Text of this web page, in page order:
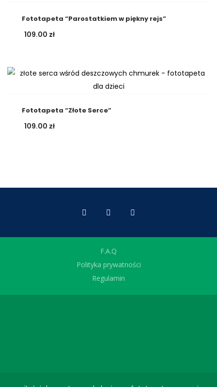
Fototapeta “Parostatkiem w piękny rejs”
109.00 zł
Fototapeta “Złote Serce”
109.00 zł
F.A.Q
Polityka prywatności
Regulamin